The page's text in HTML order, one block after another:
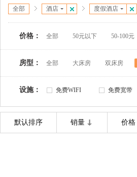
全部 酒店 度假酒店
价格： 全部 50元以下 50-100元
房型： 全部 大床房 双床房
设施： 免费WIFI 免费宽带
默认排序 销量 价格